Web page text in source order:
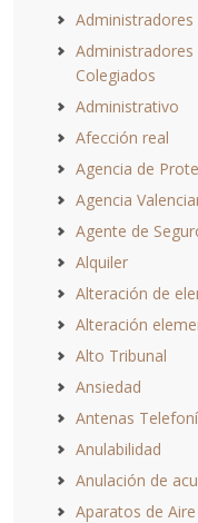
Administradores
Administradores
Colegiados
Administrativo
Afección real
Agencia de
Agencia
Agente de
Alquiler
Alteración de
Alteración
Alto Tribunal
Ansiedad
Antenas
Anulabilidad
Anulación de
Aparatos de